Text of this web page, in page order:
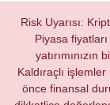
Risk Uyarısı:
Piyasa
yatırımınızın
Kaldıraçlı
önce finansal